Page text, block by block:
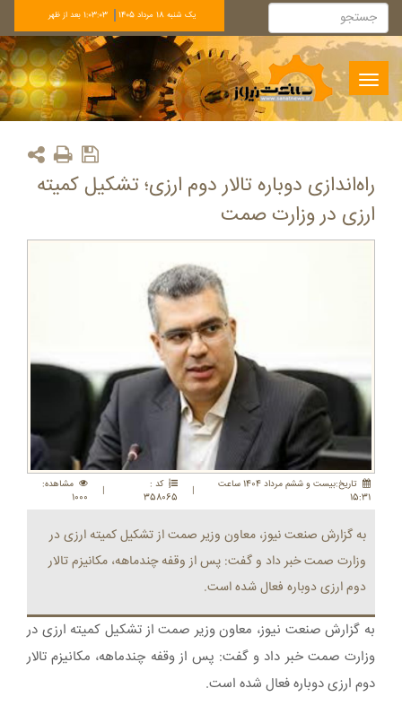
يک شنبه 18 مرداد 1405 1:03:04 بعد از ظهر
Toggle
navigation
راه‌اندازی دوباره تالار دوم ارزی؛ تشکیل کمیته
ارزی در وزارت صمت
تاريخ:بيست و ششم مرداد 1404 ساعت
15:31
|
کد :
358065
|
مشاهده:
1000
به گزارش صنعت نیوز، معاون وزیر صمت از تشکیل کمیته ارزی در
وزارت صمت خبر داد و گفت: پس از وقفه چندماهه، مکانیزم تالار
دوم ارزی دوباره فعال شده است.
به گزارش صنعت نیوز، معاون وزیر صمت از تشکیل کمیته ارزی در
وزارت صمت خبر داد و گفت: پس از وقفه چندماهه، مکانیزم تالار
دوم ارزی دوباره فعال شده است.